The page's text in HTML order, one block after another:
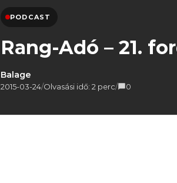
PODCAST
Rang-Adó – 21.
Balage
2015-03-24/Olvasási idő: 2 perc/ 0